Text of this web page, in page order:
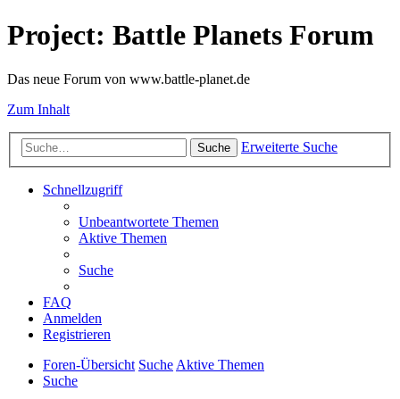
Project: Battle Planets Forum
Das neue Forum von www.battle-planet.de
Zum Inhalt
Suche Erweiterte Suche
Schnellzugriff
Unbeantwortete Themen
Aktive Themen
Suche
FAQ
Anmelden
Registrieren
Foren-Übersicht SucheAktive Themen
Suche